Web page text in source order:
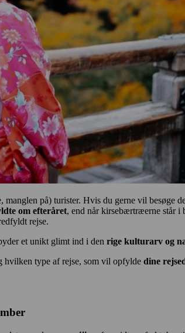
på) turister. Hvis du gerne vil besøge
om efteråret, end når kirsebærtræerne står i
rejse.
et unikt glimt ind i den rige kulturarv og
hvilken type af rejse, som vil opfylde dine